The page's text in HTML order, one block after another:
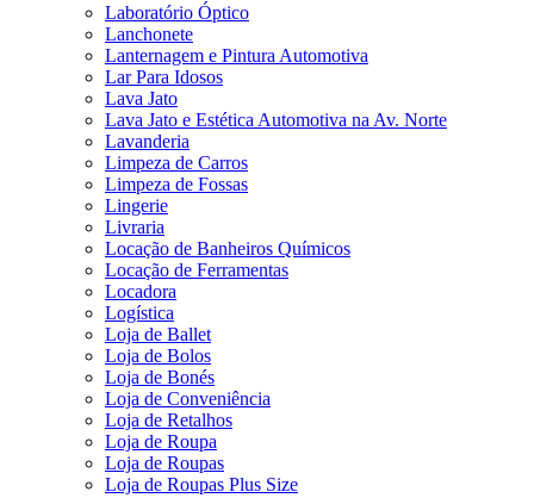
Laboratório Óptico
Lanchonete
Lanternagem e Pintura Automotiva
Lar Para Idosos
Lava Jato
Lava Jato e Estética Automotiva na Av. Norte
Lavanderia
Limpeza de Carros
Limpeza de Fossas
Lingerie
Livraria
Locação de Banheiros Químicos
Locação de Ferramentas
Locadora
Logística
Loja de Ballet
Loja de Bolos
Loja de Bonés
Loja de Conveniência
Loja de Retalhos
Loja de Roupa
Loja de Roupas
Loja de Roupas Plus Size